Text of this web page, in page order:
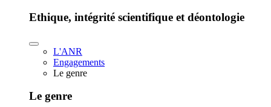
Ethique, intégrité scientifique et déontologie
L'ANR
Engagements
Le genre
Le genre